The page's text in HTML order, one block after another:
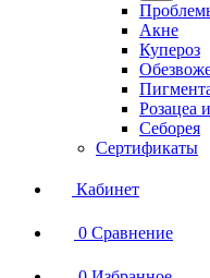
Акне
Купероз
Розацеа
Себорея
Сертификаты
Кабинет
0 Сравнение